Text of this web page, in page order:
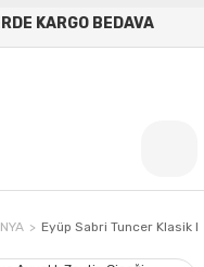
KARGO BEDAVA
Eyüp Sabri Tuncer Klasik